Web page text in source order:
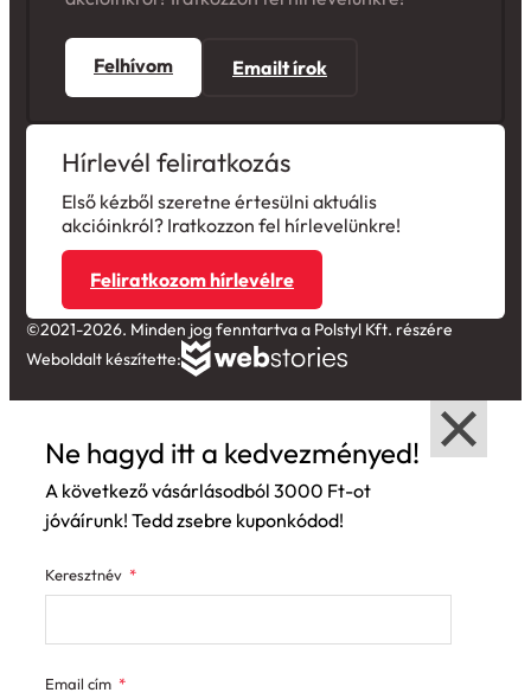
Felhívom
Hírlevél feliratkozás
Első kézből szeretne értesülni aktuális
akcióinkról? Iratkozzon fel hírlevelünkre!
Feliratkozom hírlevélre
©2021-2026. Minden jog fenntartva a Polstyl Kft. részére
Weboldalt készítette:
A következő vásárlásodból 3000 Ft-ot
jóváírunk! Tedd zsebre kuponkódod!